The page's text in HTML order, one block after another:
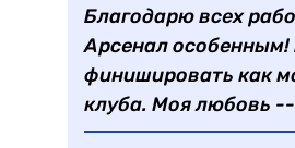
Благодарю всех
Арсенал
финишировать как
клуба. Моя любовь --